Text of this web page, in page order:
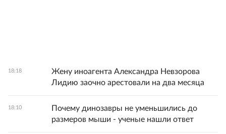
18:18
Жену иноагента Александра Невзорова
Лидию заочно арестовали на два месяца
18:10
Почему динозавры не уменьшились до
размеров мыши - ученые нашли ответ